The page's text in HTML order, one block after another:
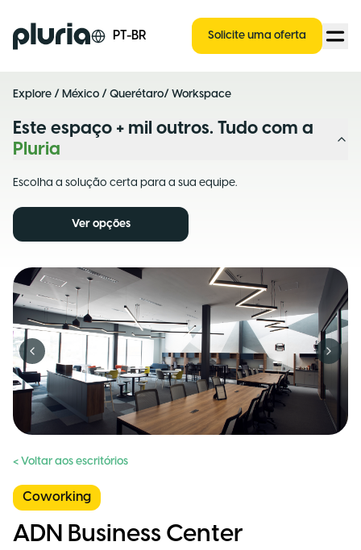
Logo Pluria PT-BR Solicite uma oferta
Explore / México / Querétaro/ Workspace
Este espaço + mil outros. Tudo com a
Pluria
Escolha a solução certa para a sua equipe.
Ver opções
Previous slide Next
< Voltar aos escritórios
Coworking
ADN Business Center